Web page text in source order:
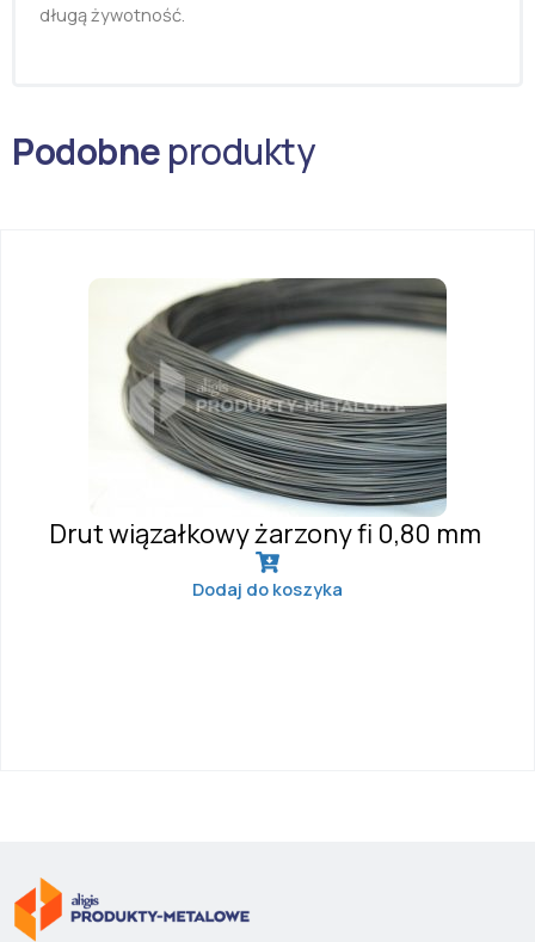
długą żywotność.
Podobneprodukty
Drut wiązałkowy żarzony fi 0,80 mm
Dodaj do koszyka